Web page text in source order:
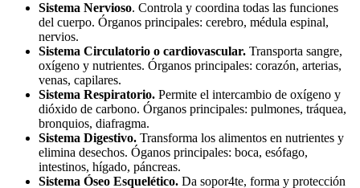
Sistema Nervioso. Controla y coordina todas las funciones
del cuerpo. Órganos principales: cerebro, médula espinal,
nervios.
Sistema Circulatorio o cardiovascular. Transporta sangre,
oxígeno y nutrientes. Órganos principales: corazón, arterias,
venas, capilares.
Sistema Respiratorio. Permite el intercambio de oxígeno y
dióxido de carbono. Órganos principales: pulmones, tráquea,
bronquios, diafragma.
Sistema Digestivo. Transforma los alimentos en nutrientes y
elimina desechos. Óganos principales: boca, esófago,
intestinos, hígado, páncreas.
Sistema Óseo Esquelético. Da sopor4te, forma y protección